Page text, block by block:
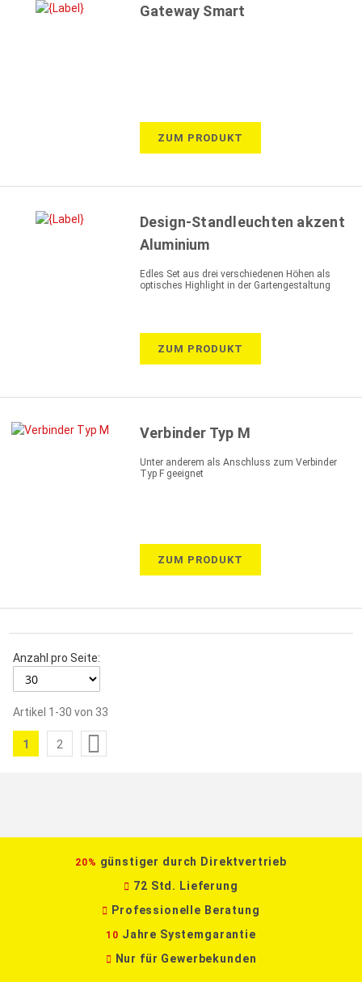
Gateway Smart
ZUM PRODUKT
Design-Standleuchten akzent
Aluminium
Edles Set aus drei verschiedenen Höhen als
optisches Highlight in der Gartengestaltung
ZUM PRODUKT
Verbinder Typ M
Unter anderem als Anschluss zum Verbinder
Typ F geeignet
ZUM PRODUKT
Anzahl pro Seite:
Artikel 1 -30 von 33
Sie
1 Seite
2
20% günstiger durch Direktvertrieb
72 Std. Lieferung
Professionelle Beratung
10 Jahre Systemgarantie
Nur für Gewerbekunden